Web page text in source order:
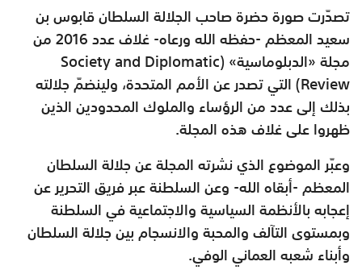
تصدّرت صورة حضرة صاحب الجلالة السلطان قابوس بن
سعيد المعظم -حفظه الله ورعاه- غلاف عدد 2016 من
مجلة «الدبلوماسية» (Society and Diplomatic
Review) التي تصدر عن الأمم المتحدة، ولينضمّ جلالته
بذلك إلى عدد من الرؤساء والملوك المحدودين الذين
ظهروا على غلاف هذه المجلة.
وعبّر الموضوع الذي نشرته المجلة عن جلالة السلطان
المعظم -أبقاه الله- وعن السلطنة عبر فريق التحرير عن
إعجابه بالأنظمة السياسية والاجتماعية في السلطنة
وبمستوى التآلف والمحبة والانسجام بين جلالة السلطان
وأبناء شعبه العماني الوفي.